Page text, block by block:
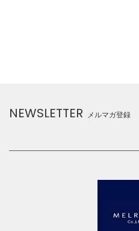
NEWSLETTER メルマガ登録